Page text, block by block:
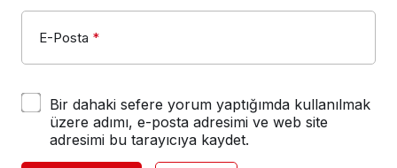
E-Posta *
Bir dahaki sefere yorum yaptığımda kullanılmak
üzere adımı, e-posta adresimi ve web site
adresimi bu tarayıcıya kaydet.